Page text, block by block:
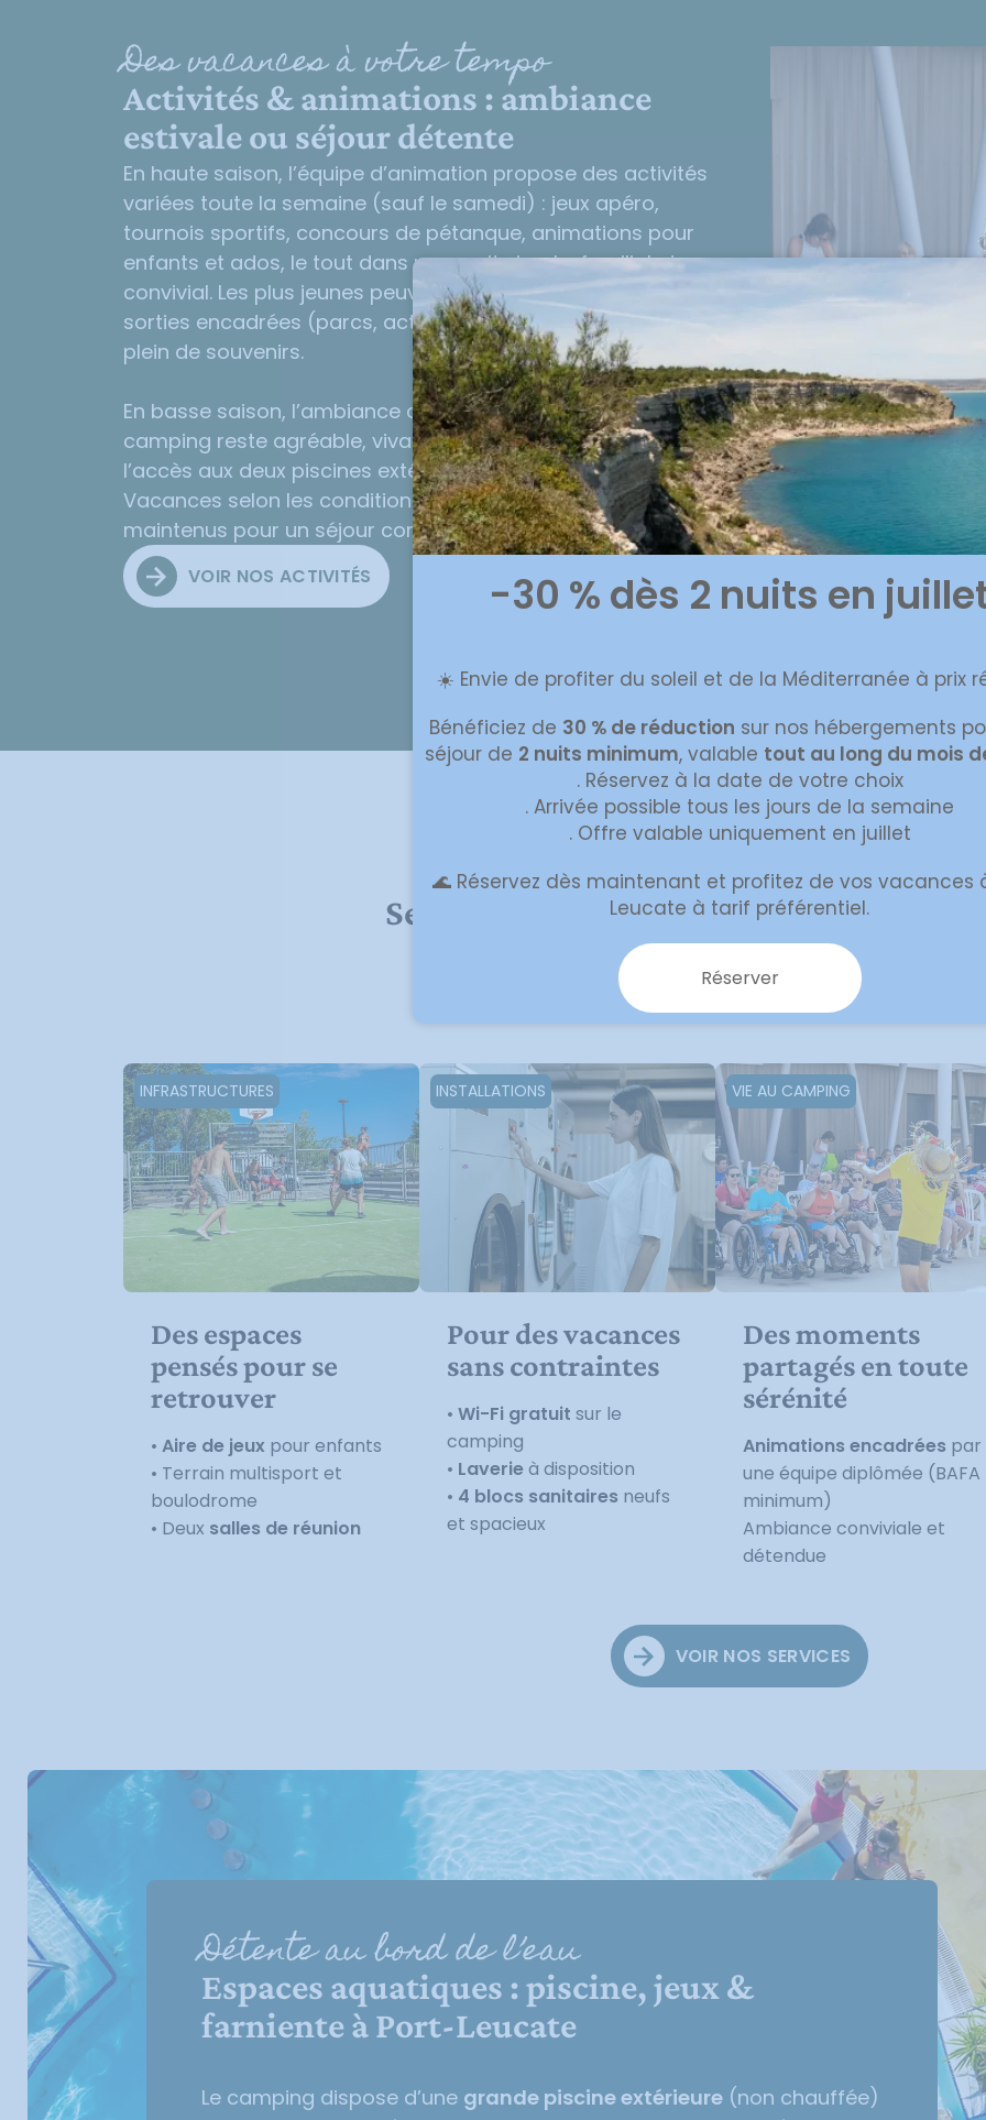
Des vacances à votre tempo
Activités & animations : ambiance
estivale ou séjour détente
En haute saison, l’équipe d’animation propose des activités
variées toute la semaine (sauf le samedi) : jeux apéro,
tournois sportifs, concours de pétanque, animations pour
enfants et ados, le tout dans un esprit simple, familial et
convivial. Les plus jeunes peuvent aussi participer à des
sorties encadrées (parcs, activités outdoor…), pour faire le
plein de souvenirs.
En basse saison, l’ambiance devient plus paisible : le
camping reste agréable, vivant et propice au repos, avec
l’accès aux deux piscines extérieures, dont celle du Village
Vacances selon les conditions d’accès, et des services
maintenus pour un séjour confortable.
VOIR NOS ACTIVITÉS
Des services qui facilitent le
Services 3 étoiles : pratique, convivial
pour votre confort
INFRASTRUCTURES
Des espaces
pensés pour se
retrouver
• Aire de jeux pour enfants
• Terrain multisport et
boulodrome
• Deux salles de réunion
INSTALLATIONS
Pour des vacances
sans contraintes
• Wi-Fi gratuit sur le
camping
• Laverie à disposition
• 4 blocs sanitaires neufs
et spacieux
VIE AU CAMPING
Des moments
partagés en toute
sérénité
Animations encadrées par
une équipe diplômée (BAFA
minimum)
Ambiance conviviale et
détendue
VOIR NOS SERVICES
Détente au bord de l’eau
Espaces aquatiques : piscine, jeux &
farniente à Port-Leucate
Le camping dispose d’une grande piscine extérieure(non chauffée)
-30 % dès 2 nuits en
☀️ Envie de profiter du soleil et de la Méditerranée à prix
Bénéficiez de 30 % de réduction sur nos hébergements
séjour de 2 nuits minimum, valable tout au long du mois
. Réservez à la date de votre choix
. Arrivée possible tous les jours de la semaine
. Offre valable uniquement en juillet
🌊 Réservez dès maintenant et profitez de vos vacances
Leucate à tarif préférentiel.
Réserver